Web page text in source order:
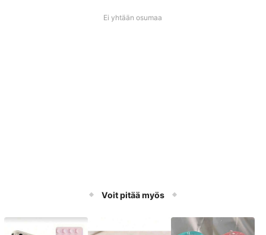
Ei yhtään osumaa
Voit pitää myös